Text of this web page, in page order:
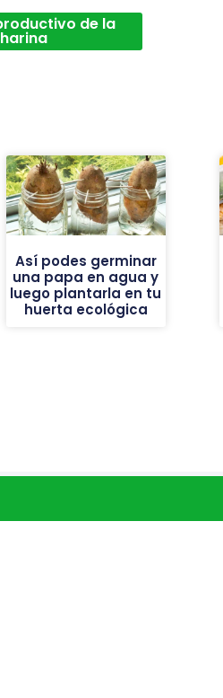
de la
harina
Así podes germinar
una papa en agua y
luego plantarla en tu
huerta ecológica